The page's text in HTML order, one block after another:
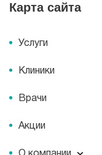
Карта сайта
Услуги
Клиники
Врачи
Акции